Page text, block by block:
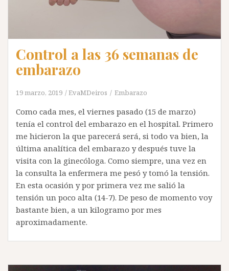
Control a las 36 semanas de
embarazo
19 marzo, 2019 EvaMDeiros Embarazo
Como cada mes, el viernes pasado (15 de marzo)
tenía el control del embarazo en el hospital. Primero
me hicieron la que parecerá será, si todo va bien, la
última analítica del embarazo y después tuve la
visita con la ginecóloga. Como siempre, una vez en
la consulta la enfermera me pesó y tomó la tensión.
En esta ocasión y por primera vez me salió la
tensión un poco alta (14-7). De peso de momento voy
bastante bien, a un kilogramo por mes
aproximadamente.